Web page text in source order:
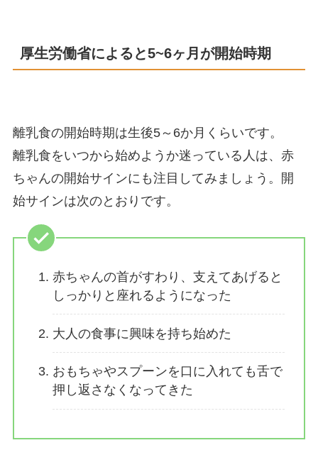
厚生労働省によると5~6ヶ月が開始時期
離乳食の開始時期は生後5～6か月くらいです。
離乳食をいつから始めようか迷っている人は、赤
ちゃんの開始サインにも注目してみましょう。開
始サインは次のとおりです。
赤ちゃんの首がすわり、支えてあげると
しっかりと座れるようになった
大人の食事に興味を持ち始めた
おもちゃやスプーンを口に入れても舌で
押し返さなくなってきた